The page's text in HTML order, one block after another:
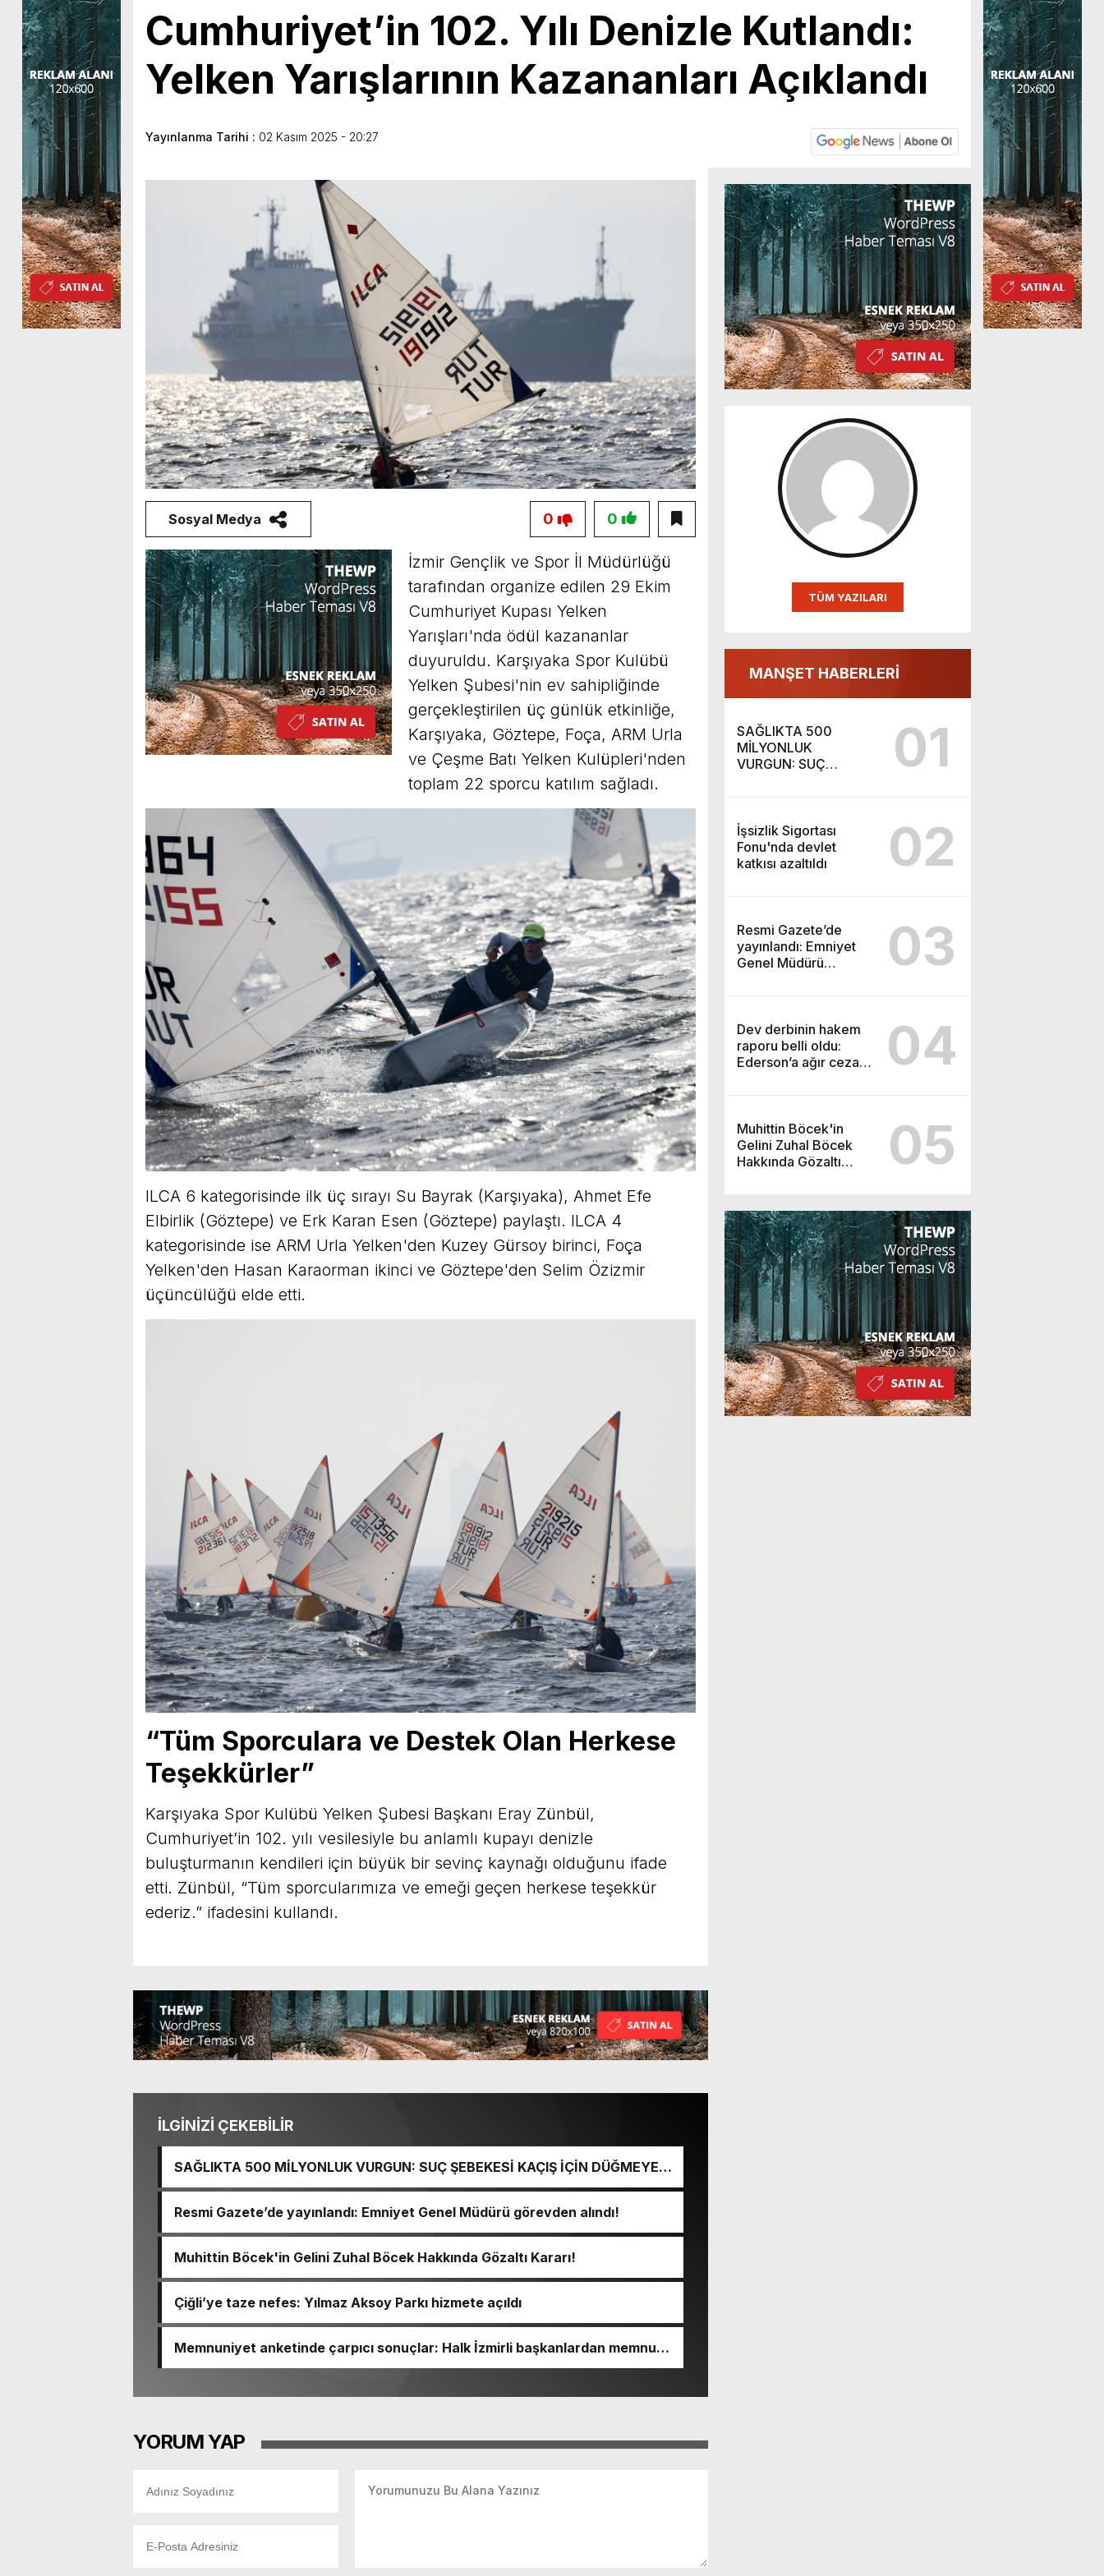
Cumhuriyet’in 102. Yılı Denizle Kutlandı:
Yelken Yarışlarının Kazananları Açıklandı
Yayınlanma Tarihi : 02 Kasım 2025 - 20:27
TÜM YAZILARI
MANŞET HABERLERİ
SAĞLIKTA 500
MİLYONLUK
VURGUN: SUÇ
01
İşsizlik Sigortası
Fonu'nda devlet
katkısı azaltıldı
02
Resmi Gazete’de
yayınlandı: Emniyet
Genel Müdürü
03
Dev derbinin hakem
raporu belli oldu:
Ederson’a ağır ceza
04
Muhittin Böcek'in
Gelini Zuhal Böcek
Hakkında Gözaltı
05
Sosyal Medya 0
0
İzmir Gençlik ve Spor İl Müdürlüğü
tarafından organize edilen 29 Ekim
Cumhuriyet Kupası Yelken
Yarışları'nda ödül kazananlar
duyuruldu. Karşıyaka Spor Kulübü
Yelken Şubesi'nin ev sahipliğinde
gerçekleştirilen üç günlük etkinliğe,
Karşıyaka, Göztepe, Foça, ARM Urla
ve Çeşme Batı Yelken Kulüpleri'nden
toplam 22 sporcu katılım sağladı.
ILCA 6 kategorisinde ilk üç sırayı Su Bayrak (Karşıyaka), Ahmet Efe
Elbirlik (Göztepe) ve Erk Karan Esen (Göztepe) paylaştı. ILCA 4
kategorisinde ise ARM Urla Yelken'den Kuzey Gürsoy birinci, Foça
Yelken'den Hasan Karaorman ikinci ve Göztepe'den Selim Özizmir
üçüncülüğü elde etti.
“Tüm Sporculara ve Destek Olan Herkese
Teşekkürler”
Karşıyaka Spor Kulübü Yelken Şubesi Başkanı Eray Zünbül,
Cumhuriyet’in 102. yılı vesilesiyle bu anlamlı kupayı denizle
buluşturmanın kendileri için büyük bir sevinç kaynağı olduğunu ifade
etti. Zünbül, “Tüm sporcularımıza ve emeği geçen herkese teşekkür
ederiz.” ifadesini kullandı.
İLGİNİZİ ÇEKEBİLİR
SAĞLIKTA 500 MİLYONLUK VURGUN: SUÇ ŞEBEKESİ KAÇIŞ İÇİN DÜĞMEYE
BASTI!
Resmi Gazete’de yayınlandı: Emniyet Genel Müdürü görevden alındı!
Muhittin Böcek'in Gelini Zuhal Böcek Hakkında Gözaltı Kararı!
Çiğli’ye taze nefes: Yılmaz Aksoy Parkı hizmete açıldı
Memnuniyet anketinde çarpıcı sonuçlar: Halk İzmirli başkanlardan memnun,
Ömer Eşki ilk sırada
YORUM YAP